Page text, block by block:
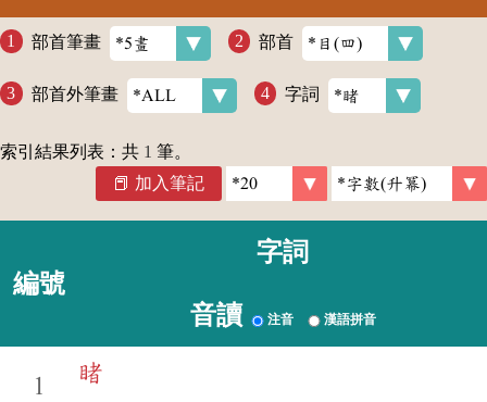
部首筆畫 部首
部首外筆畫 字詞
索引結果列表：共 1 筆。
加入筆記
編號
字詞
音讀 注音 漢語拼音
1
睹